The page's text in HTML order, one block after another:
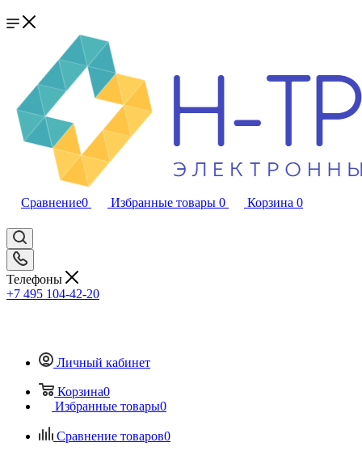
Сравнение0 Избранные товары 0 Корзина 0
Телефоны
+7 495 104-42-20
Личный кабинет
Корзина0
Избранные товары0
Сравнение товаров0